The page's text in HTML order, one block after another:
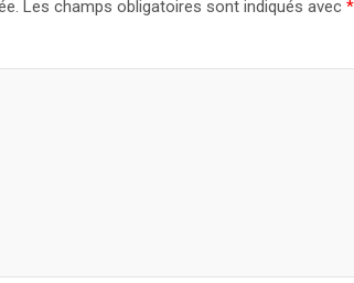
Les champs obligatoires sont indiqués avec *